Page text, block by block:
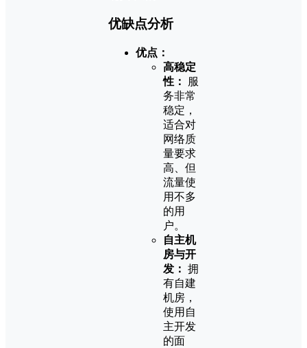
优缺点分析
优点：
高稳定
性：
服
务非常
稳定，
适合对
网络质
量要求
高、但
流量使
用不多
的用
户。
自主机
房与开
发： 拥
有自建
机房，
使用自
主开发
的面